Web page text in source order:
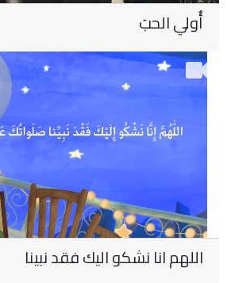
أُولي الحبَ
اللهم انا نشكو اليك فقد نبينا